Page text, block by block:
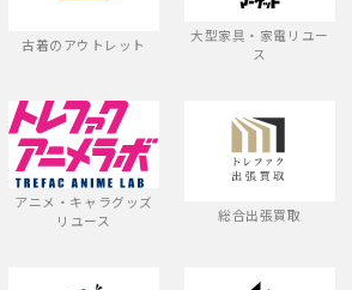
古着のアウトレット
大型家具・家電リユー
ス
アニメ・キャラグッズ
リユース
総合出張買取